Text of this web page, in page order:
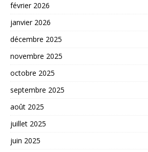
février 2026
janvier 2026
décembre 2025
novembre 2025
octobre 2025
septembre 2025
août 2025
juillet 2025
juin 2025